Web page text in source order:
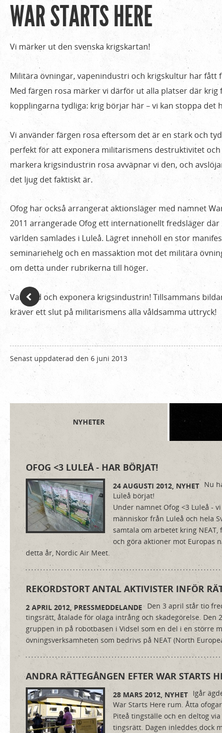
Du
är
här
Hem
›
›
War
Starts
Here
WAR STARTS HERE
Vi märker ut den svenska krigskartan!
Militära övningar, vapenindustri och krigskultur har fått
Med färgen rosa märker vi därför ut alla platser där
kopplingarna tydliga: krig börjar här – vi kan stoppa det
Vi använder färgen rosa eftersom det är en stark och
perfekt för att exponera militarismens destruktivitet
markera krigsindustrin rosa avväpnar vi den, och
det ljug det faktiskt är.
Ofog har också arrangerat aktionsläger med namnet
2011 arrangerade Ofog ett internationellt fredsläger
världen samlades i Luleå. Lägret innehöll en stor
seminariehelg och en massaktion mot det militära
om detta under rubrikerna till höger.
Var med och exponera krigsindustrin! Tillsammans
kräver ett slut på militarismens alla våldsamma uttryck!
Senast uppdaterad den 6 juni 2013
NYHETER
OFOG <3 LULEÅ - HAR BÖRJAT!
24 AUGUSTI 2012, NYHET Nu
Luleå börjat!
Under namnet Ofog <3 Luleå -
människor från Luleå och hela
samtala om arbetet kring
och göra aktioner mot Europas
detta år, Nordic Air Meet.
REKORDSTORT ANTAL AKTIVISTER INFÖR
2 APRIL 2012, PRESSMEDDELANDE
Den 3 april står tio
tingsrätt, åtalade för olaga intrång och skadegörelse. Den
gruppen in på robotbasen i Vidsel som en del i en större
övningsverksamheten som bedrivs på NEAT (North
ANDRA RÄTTEGÅNGEN EFTER WAR STARTS
28 MARS 2012, NYHET Igår
War Starts Here rum. Åtta
Piteå tingställe och en deltog
tingsrätt. Dagen inleddes dock